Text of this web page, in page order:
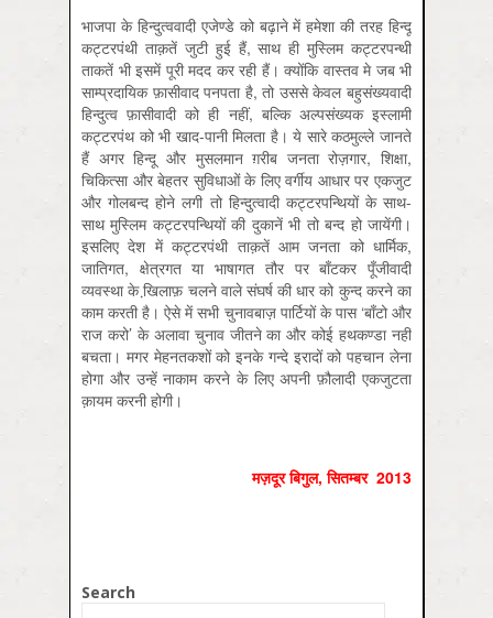
भाजपा के हिन्दुत्ववादी एजेण्डे को बढ़ाने में हमेशा की तरह हिन्दू
कट्टरपंथी ताक़तें जुटी हुई हैं, साथ ही मुस्लिम कट्टरपन्थी
ताकतें भी इसमें पूरी मदद कर रही हैं। क्योंकि वास्तव मे जब भी
साम्प्रदायिक फ़ासीवाद पनपता है, तो उससे केवल बहुसंख्यवादी
हिन्दुत्व फ़ासीवादी को ही नहीं, बल्कि अल्पसंख्यक इस्लामी
कट्टरपंथ को भी खाद-पानी मिलता है। ये सारे कठमुल्ले जानते
हैं अगर हिन्दू और मुसलमान ग़रीब जनता रोज़गार, शिक्षा,
चिकित्सा और बेहतर सुविधाओं के लिए वर्गीय आधार पर एकजुट
और गोलबन्द होने लगी तो हिन्दुत्वादी कट्टरपन्थियों के साथ-
साथ मुस्लिम कट्टरपन्थियों की दुकानें भी तो बन्द हो जायेंगी।
इसलिए देश में कट्टरपंथी ताक़तें आम जनता को धार्मिक,
जातिगत, क्षेत्रगत या भाषागत तौर पर बाँटकर पूँजीवादी
व्यवस्था के खि़लाफ़ चलने वाले संघर्ष की धार को कुन्द करने का
काम करती है। ऐसे में सभी चुनावबाज़ पार्टियों के पास ‘बाँटो और
राज करो’ के अलावा चुनाव जीतने का और कोई हथकण्डा नहीं
बचता। मगर मेहनतकशों को इनके गन्दे इरादों को पहचान लेना
होगा और उन्हें नाकाम करने के लिए अपनी फ़ौलादी एकजुटता
क़ायम करनी होगी।
मज़दूर बिगुल,सितम्‍बर 2013
Search